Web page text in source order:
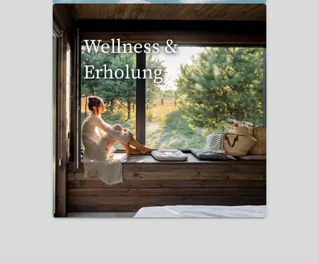
Wellness &
Erholung
12 Reisen gefunden